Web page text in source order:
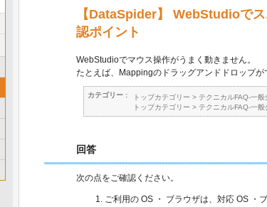
【DataSpider】 WebStudioで
認ポイント
WebStudioでマウス操作がうまく動きません。
たとえば、Mappingのドラッグアンドドロップが
カテゴリー : トップカテゴリー > テクニカルFAQ-一般
トップカテゴリー > テクニカルFAQ-一般
回答
次の点をご確認ください。
ご利用の OS ・ ブラウザは、対応 OS ・